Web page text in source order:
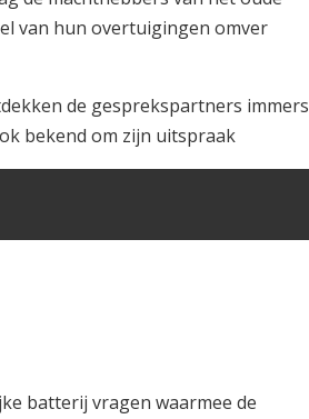
van hun overtuigingen omver
de gesprekspartners immers
bekend om zijn uitspraak
batterij vragen waarmee de